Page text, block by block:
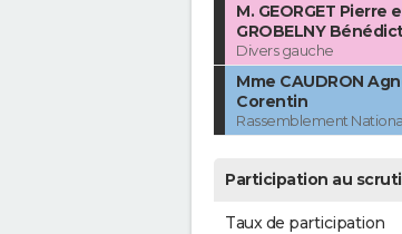
M. GEORGET Pierre
GROBELNY
Divers gauche
Mme CAUDRON
Corentin
Rassemblement
Participation au
Taux de participation